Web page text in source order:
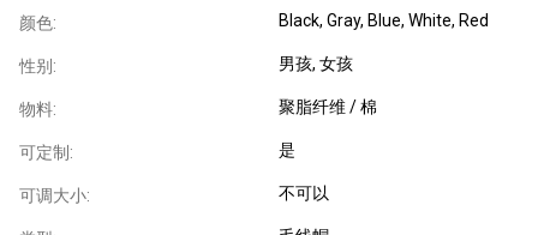
颜色: Black, Gray, Blue, White, Red
性别: 男孩, 女孩
物料: 聚脂纤维 / 棉
可定制: 是
可调大小: 不可以